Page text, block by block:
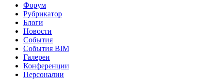
Форум
Рубрикатор
Блоги
Новости
События
События BIM
Галереи
Конференции
Персоналии